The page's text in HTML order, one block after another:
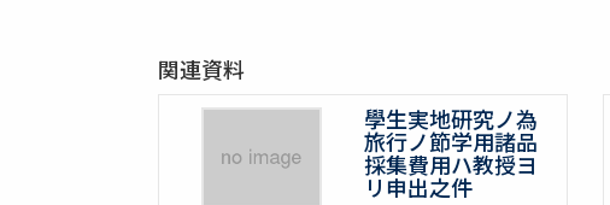
関連資料
學生実地研究ノ為
旅行ノ節学用諸品
採集費用ハ教授ヨ
リ申出之件